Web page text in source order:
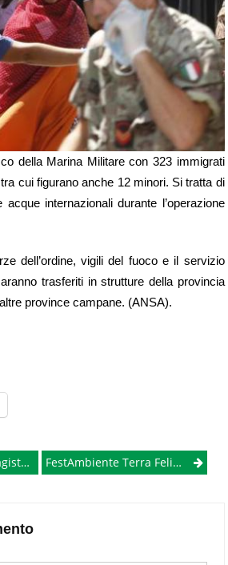
della Marina Militare con 323 immigrati
cui figurano anche 12 minori. Si tratta di
internazionali durante l’operazione
dell’ordine, vigili del fuoco e il servizio
trasferiti in strutture della provincia
province campane. (ANSA).
FestAmbiente Terra Felix A Succivo, Una Tre Giorni Per L’ambiente E Il Buon Vivere